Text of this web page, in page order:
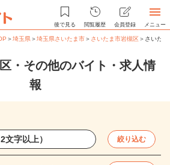
後で見る 閲覧履歴 会員登録 メニュー
＞埼玉県＞埼玉県さいたま市＞ さいたま市岩槻区＞ さいた
・その他のバイト・求人情
報
絞り込む